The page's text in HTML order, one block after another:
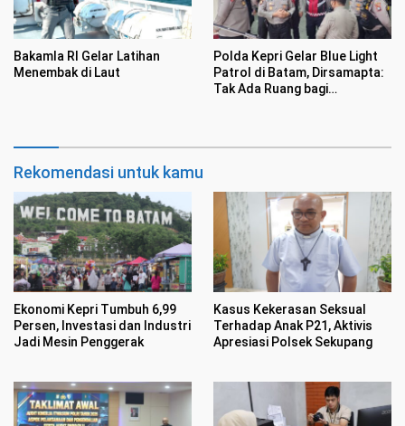
Bakamla RI Gelar Latihan
Menembak di Laut
Polda Kepri Gelar Blue Light
Patrol di Batam, Dirsamapta:
Tak Ada Ruang bagi
Rekomendasi untuk kamu
Ekonomi Kepri Tumbuh 6,99
Persen, Investasi dan Industri
Jadi Mesin Penggerak
Kasus Kekerasan Seksual
Terhadap Anak P21, Aktivis
Apresiasi Polsek Sekupang